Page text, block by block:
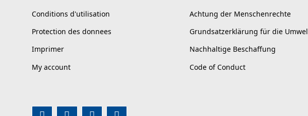
Conditions d'utilisation
Protection des donnees
Imprimer
My account
Achtung der Menschenrechte
Grundsatzerklärung für die
Nachhaltige Beschaffung
Code of Conduct